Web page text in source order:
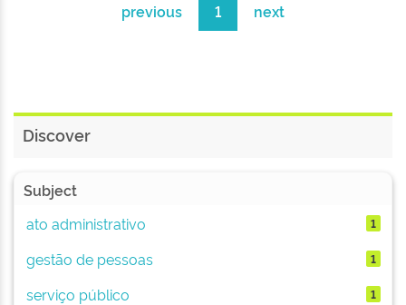
previous 1 next
Discover
Subject
ato administrativo
1
gestão de pessoas 1
serviço público 1